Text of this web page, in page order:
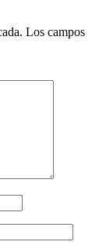
Los campos